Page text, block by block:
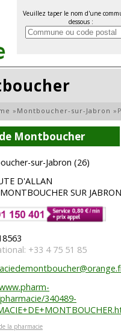
Veuillez taper le nom d'une
dessous :
» Montboucher-sur-Jabron »
Montboucher
sur-Jabron (26)
D'ALLAN
SUR JABRON
+33 4 75 51 85
340489-
la pharmacie